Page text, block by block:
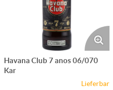
Havana Club 7 anos 06/070
Kar
Lieferbar